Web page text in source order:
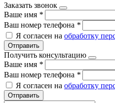
Заказать звонок
Ваше имя *
Ваш номер телефона *
Я согласен на обработку
Отправить
Получить консультацию
Ваше имя *
Ваш номер телефона *
Я согласен на обработку
Отправить